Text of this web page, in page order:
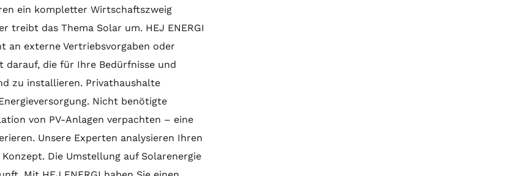
ein kompletter Wirtschaftszweig
treibt das Thema Solar um. HEJ ENERGI
an externe Vertriebsvorgaben oder
darauf, die für Ihre Bedürfnisse und
zu installieren. Privathaushalte
Nicht benötigte
von PV-Anlagen verpachten – eine
Unsere Experten analysieren Ihren
Die Umstellung auf Solarenergie